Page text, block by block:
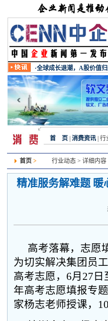
首 页 消费资讯 行
首页 > 行业动态 > 详细内容
精准服务解难题 暖
高考落幕，志愿
为切实解决集团员
高考志愿，6月27日
年高考志愿填报专
家杨志老师授课，